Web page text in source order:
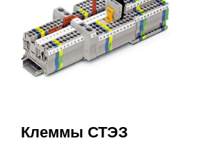
Клеммы СТЭЗ